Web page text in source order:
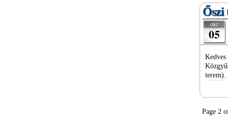
Őszi
okt
05
Page 2